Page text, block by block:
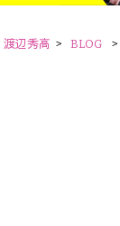
渡辺秀高 > BLOG >